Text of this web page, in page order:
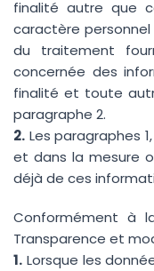
finalité autre que
caractère
du traitement
concernée des
finalité et toute
paragraphe 2.
2. Les paragraphes
et dans la mesure
déjà de ces
Conformément à
Transparence et
1. Lorsque les